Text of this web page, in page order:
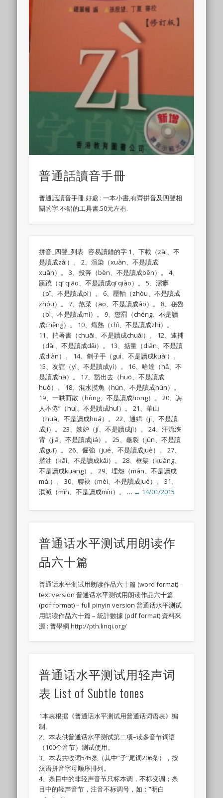
普通話讀音手冊
普通話讀音手冊 好處 : 一本小書,有齊拼音及四聲相
關的字.不錯的工具書.50元左右.
拼音_四聲_列表 容易讀錯的字 1、下載（zài、不
是讀成zǎi）。 2、渲染（xuàn、不是讀成
xuān）。 3、投奔（bèn、不是讀成bēn）。 4、
蹊蹺（qī qiāo、不是讀成qī qiào）。 5、潔癖
（pǐ、不是讀成pì）。 6、壓軸（zhòu、不是讀成
zhóu）。 7、熬菜（āo、不是讀成áo）。 8、秘魯
（bì、不是讀成mì）。 9、懲罰（chéng、不是讀
成chěng）。 10、熾熱（chì、不是讀成zhì）。
11、揣著書（chuāi、不是讀成chuǎi）。 12、逮捕
（dài、不是讀成dǎi）。 13、掂量（diān、不是讀
成diàn）。 14、劊子手（guì、不是讀成kuài）。
15、友誼（yì、不是讀成yí）。 16、哈達（hǎ、不
是讀成hā）。 17、豁出去（huō、不是讀成
huò）。 18、混水摸魚（hún、不是讀成hùn）。
19、一哄而散（hòng、不是讀成hōng）。 20、誨
人不倦”（huì、不是讀成huǐ）。 21、華山
（huà、不是讀成huá）。 22、通緝（jī、不是讀
成jí）。 23、嫉妒（jí、不是讀成jì）。 24、汗流浹
背（jiā、不是讀成jiá）。 25、龜裂（jūn、不是讀
成guī）。 26、倔強（jué、不是讀成juè）。 27、
揩油（kāi、不是讀成kǎi）。 28、框架（kuàng、
不是讀成kuāng）。 29、埋怨（mán、不是讀成
mái）。 30、聯袂（mèi、不是讀成jué）。 31、
泯滅（mǐn、不是讀成mín）。 … → 14/01/2015
普通话水平测试用朗读作
品六十篇
普通话水平测试用朗读作品六十篇 (word format) –
text version 普通话水平测试用朗读作品六十篇
(pdf format) – full pinyin version 普通话水平测试
用朗读作品六十篇 – 統計數據 (pdf format) 資料來
源 : 普學網 http://pth.linqi.org/
普通话水平测试用轻声词
表 List of Subtle tones
1本表根据《普通话水平测试用普通话词语表》编
制。
2、本表供普通话水平测试第二项–读多音节词语
（100个音节）测试使用。
3、本表共收词545条（其中”子”尾词206条），按
汉语拼音字母顺序排列。
4、条目中的非轻声音节只标本调，不标变调；条
目中的轻声音节，注音不标调号，如：”明白